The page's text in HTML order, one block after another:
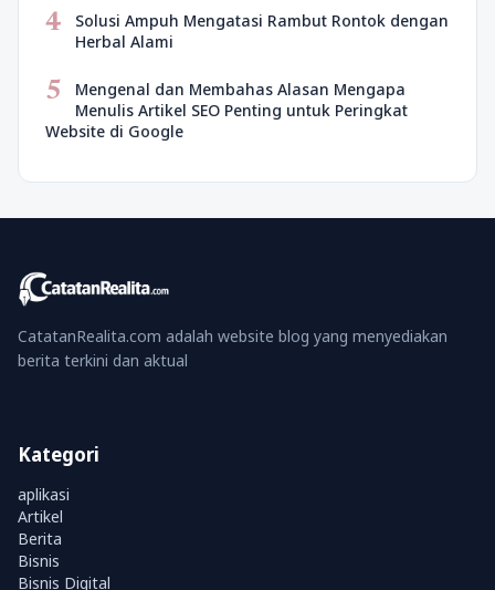
4
Solusi Ampuh Mengatasi Rambut Rontok dengan
Herbal Alami
5
Mengenal dan Membahas Alasan Mengapa
Menulis Artikel SEO Penting untuk Peringkat
Website di Google
CatatanRealita.com adalah website blog yang menyediakan
berita terkini dan aktual
Kategori
aplikasi
Artikel
Berita
Bisnis
Bisnis Digital